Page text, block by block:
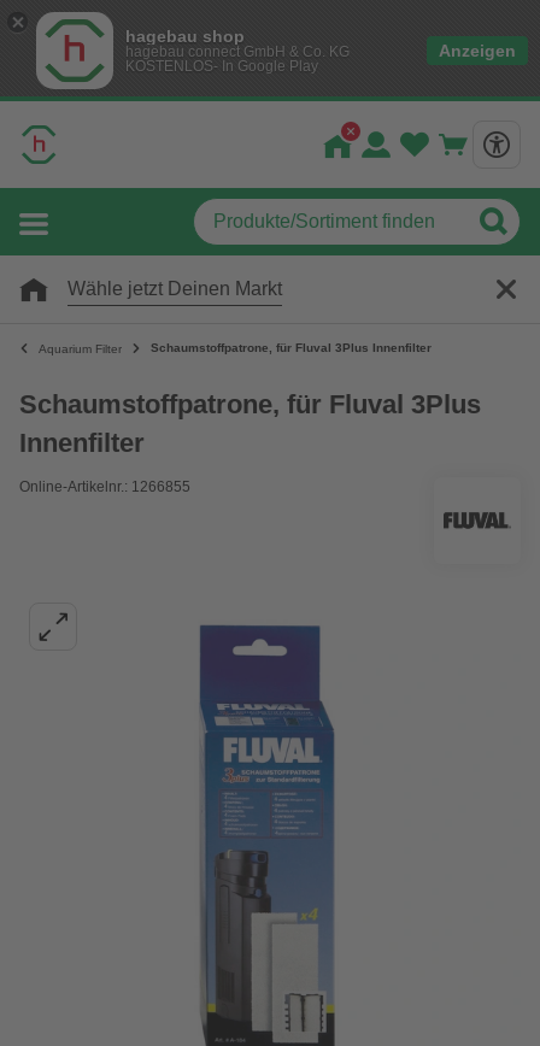
hagebau shop
hagebau connect GmbH & Co. KG
KOSTENLOS- In Google Play
Anzeigen
Wähle jetzt Deinen Markt
Aquarium Filter Schaumstoffpatrone, für Fluval 3Plus Innenfilter
Schaumstoffpatrone, für Fluval 3Plus
Innenfilter
Online-Artikelnr.: 1266855